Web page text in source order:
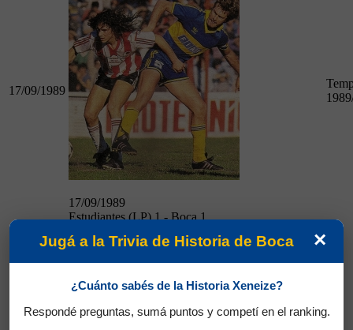
17/09/1989
17/09/1989
Estudiantes (LP) 1 - Boca 1
R. Central 0 - Boca 0 ×
Jugá a la Trivia de Historia de Boca
¿Cuánto sabés de la Historia Xeneize?
Respondé preguntas, sumá puntos y competí en el ranking.